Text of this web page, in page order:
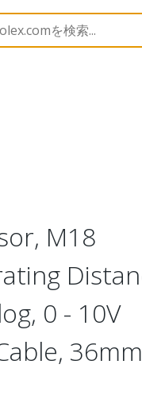
120253
M18
0 - 10V
36mm